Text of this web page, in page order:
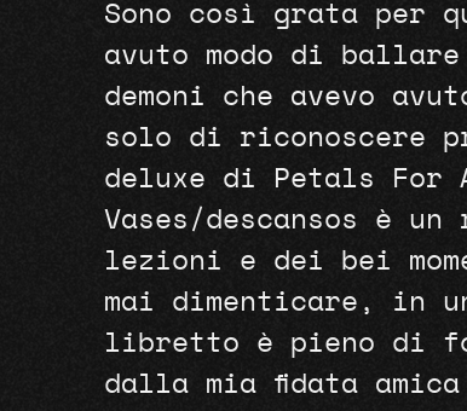
Sono così grata per
avuto modo di
demoni che avevo
solo di riconoscere
deluxe di Petals For
Vases/descansos è
lezioni e dei bei
mai dimenticare, in
libretto è pieno di
dalla mia fidata